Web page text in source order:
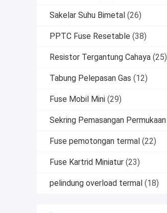
Sakelar Suhu Bimetal (26)
PPTC Fuse Resetable (38)
Resistor Tergantung Cahaya (25)
Tabung Pelepasan Gas (12)
Fuse Mobil Mini (29)
Sekring Pemasangan Permukaan
Fuse pemotongan termal (22)
Fuse Kartrid Miniatur (23)
pelindung overload termal (18)